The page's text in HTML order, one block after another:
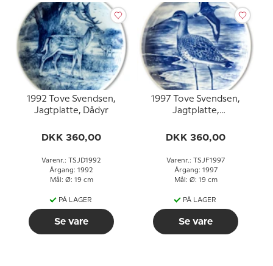
1992 Tove Svendsen,
Jagtplatte, Dådyr
DKK 360,00
Varenr.: TSJD1992
Årgang: 1992
Mål: Ø: 19 cm
PÅ LAGER
Se vare
1997 Tove Svendsen,
Jagtplatte,
DKK 360,00
Varenr.: TSJF1997
Årgang: 1997
Mål: Ø: 19 cm
PÅ LAGER
Se vare